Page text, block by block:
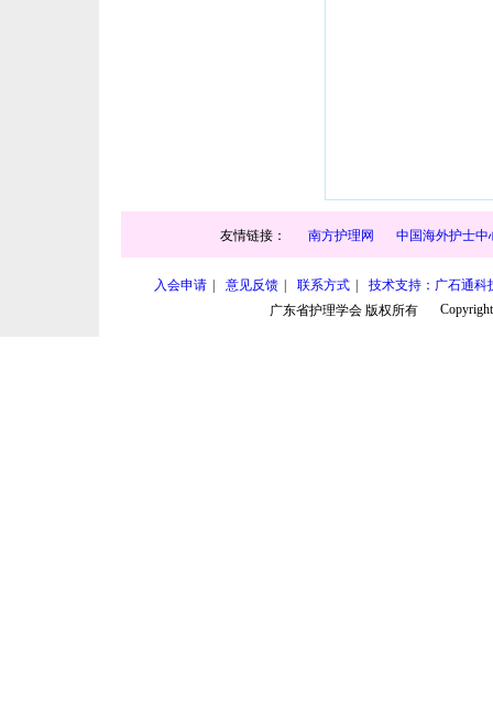
友情链接： 南方护理网 中国海外护士中
入会申请 意见反馈 联系方式
技术支持：广石通科
广东省护理学会 版权所有